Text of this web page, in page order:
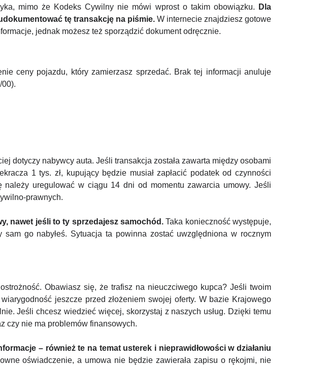
mimo że Kodeks Cywilny nie mówi wprost o takim obowiązku.
Dla
tę transakcję na piśmie. W internecie znajdziesz gotowe
jednak możesz też sporządzić dokument odręcznie.
ceny pojazdu, który zamierzasz sprzedać. Brak tej informacji anuluje
dotyczy nabywcy auta. Jeśli transakcja została zawarta między osobami
1 tys. zł, kupujący będzie musiał zapłacić podatek od czynności
uregulować w ciągu 14 dni od momentu zawarcia umowy. Jeśli
prawnych.
nawet jeśli to ty sprzedajesz samochód. Taka konieczność występuje,
go nabyłeś. Sytuacja ta powinna zostać uwzględniona w rocznym
Obawiasz się, że trafisz na nieuczciwego kupca? Jeśli twoim
jeszcze przed złożeniem swojej oferty. W bazie Krajowego
Jeśli chcesz wiedzieć więcej, skorzystaj z naszych usług. Dzięki temu
czy nie ma problemów finansowych.
– również te na temat usterek i nieprawidłowości w działaniu
oświadczenie, a umowa nie będzie zawierała zapisu o rękojmi, nie